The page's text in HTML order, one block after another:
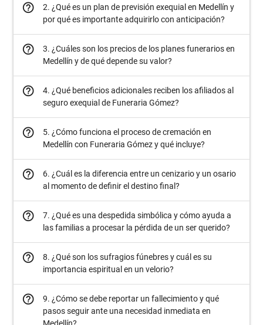
help_outline
2. ¿Qué es un plan de previsión exequial en Medellín y
por qué es importante adquirirlo con anticipación?
help_outline
3. ¿Cuáles son los precios de los planes funerarios en
Medellín y de qué depende su valor?
help_outline
4. ¿Qué beneficios adicionales reciben los afiliados al
seguro exequial de Funeraria Gómez?
help_outline
5. ¿Cómo funciona el proceso de cremación en
Medellín con Funeraria Gómez y qué incluye?
help_outline
6. ¿Cuál es la diferencia entre un cenizario y un osario
al momento de definir el destino final?
help_outline
7. ¿Qué es una despedida simbólica y cómo ayuda a
las familias a procesar la pérdida de un ser querido?
help_outline
8. ¿Qué son los sufragios fúnebres y cuál es su
importancia espiritual en un velorio?
help_outline
9. ¿Cómo se debe reportar un fallecimiento y qué
pasos seguir ante una necesidad inmediata en
Medellín?